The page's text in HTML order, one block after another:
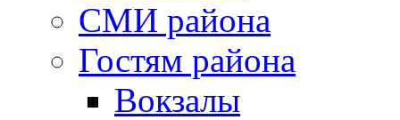
СМИ района
Гостям района
Вокзалы